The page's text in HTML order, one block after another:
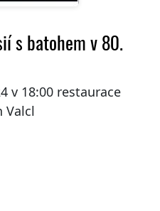
s batohem v 80.
v 18:00 restaurace
Valcl